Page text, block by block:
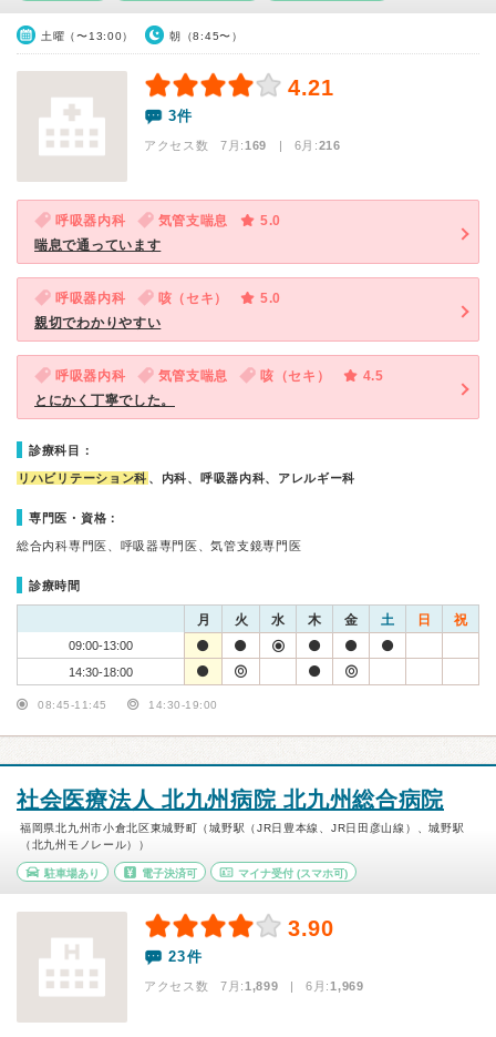
土曜（〜13:00） 朝（8:45〜）
4.21
3件
アクセス数 7月:169 | 6月:216
呼吸器内科 気管支喘息
5.0
喘息で通っています
呼吸器内科 咳（セキ）
5.0
親切でわかりやすい
呼吸器内科 気管支喘息 咳（セキ）
4.5
とにかく丁寧でした。
診療科目：
リハビリテーション科 、内科、呼吸器内科、アレルギー科
専門医・資格：
総合内科専門医、呼吸器専門医、気管支鏡専門医
診療時間
月 火 水 木 金 土 日 祝
09:00-13:00
14:30-18:00
08:45-11:45 14:30-19:00
社会医療法人 北九州病院 北九州総合病院
福岡県北九州市小倉北区東城野町（城野駅（JR日豊本線、JR日田彦山線）、城野駅
（北九州モノレール））
駐車場あり 電子決済可 マイナ受付 (スマホ可)
3.90
23件
アクセス数 7月:1,899 | 6月:1,969